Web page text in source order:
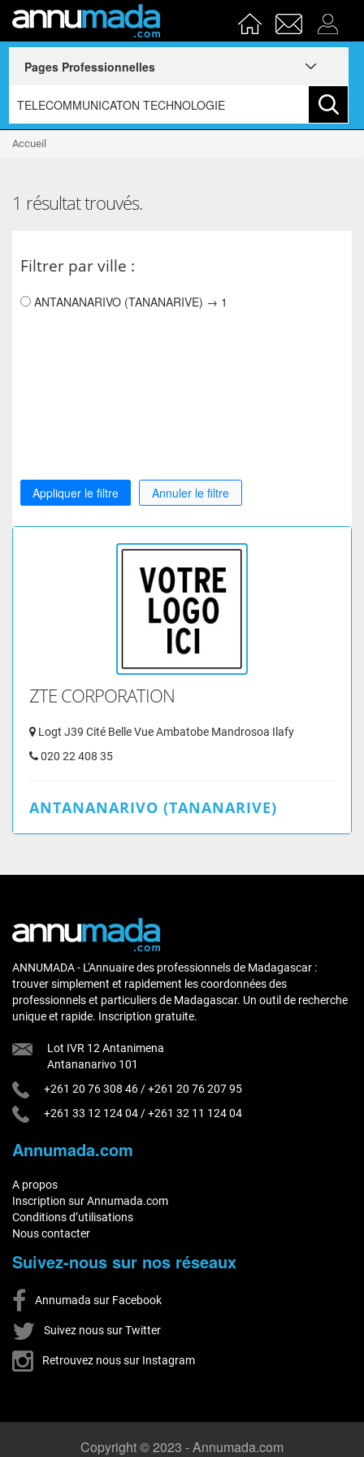
Accueil
1 résultat trouvés.
Filtrer par ville :
ANTANANARIVO (TANANARIVE) → 1
Appliquer le filtre Annuler le filtre
ZTE CORPORATION
Logt J39 Cité Belle Vue Ambatobe Mandrosoa Ilafy
020 22 408 35
ANTANANARIVO (TANANARIVE)
ANNUMADA - L'Annuaire des professionnels de Madagascar :
trouver simplement et rapidement les coordonnées des
professionnels et particuliers de Madagascar. Un outil de recherche
unique et rapide. Inscription gratuite.
Lot IVR 12 Antanimena
Antananarivo 101
+261 20 76 308 46 /+261 20 76 207 95
+261 33 12 124 04 /+261 32 11 124 04
Annumada.com
A propos
Inscription sur Annumada.com
Conditions d’utilisations
Nous contacter
Suivez-nous sur nos réseaux
Annumada sur Facebook
Suivez nous sur Twitter
Retrouvez nous sur Instagram
Copyright © 2023 - Annumada.com